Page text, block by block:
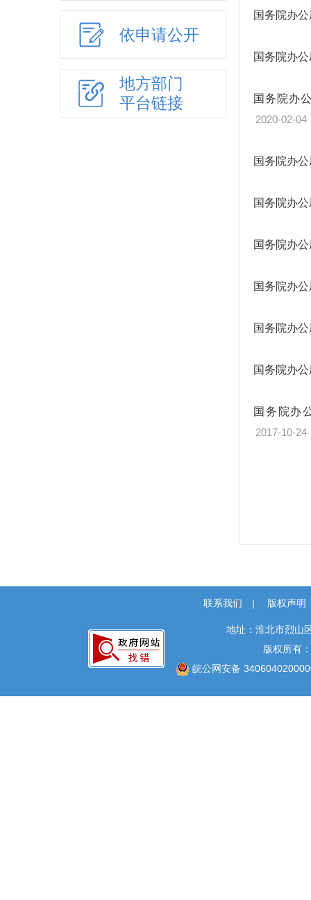
依申请公开
地方部门
平台链接
国务院办
国务院办
国务院办
2020-02-04
国务院办
国务院办
国务院办
国务院办
国务院办
国务院办
国务院办
2017-10-24
联系我们 | 版权声明
地址：淮北市烈山
版权所有
皖公网安备